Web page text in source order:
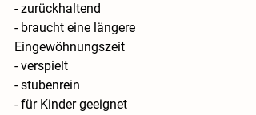
- zurückhaltend
- braucht eine längere
Eingewöhnungszeit
- verspielt
- stubenrein
- für Kinder geeignet